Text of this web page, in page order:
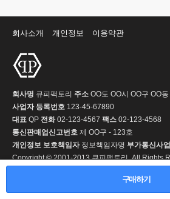
구매하기
회사소개 개인정보 이용약관
회사명 큐피팩토리 주소 OO도 OO시 OO구 OO
사업자 등록번호 123-45-67890
대표 QP 전화02-123-4567 팩스 02-123-4568
통신판매업신고번호 제 OO구 - 123호
개인정보 보호책임자정보책임자명 부가통신사
Copyright © 2001-2013 큐피팩토리. All Rights
PC 버전